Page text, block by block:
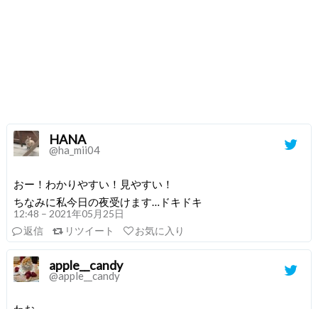
HANA
@ha_mii04
おー！わかりやすい！見やすい！
ちなみに私今日の夜受けます…ドキドキ
12:48 – 2021年05月25日
返信
リツイート お気に入り
apple__candy
@apple__candy